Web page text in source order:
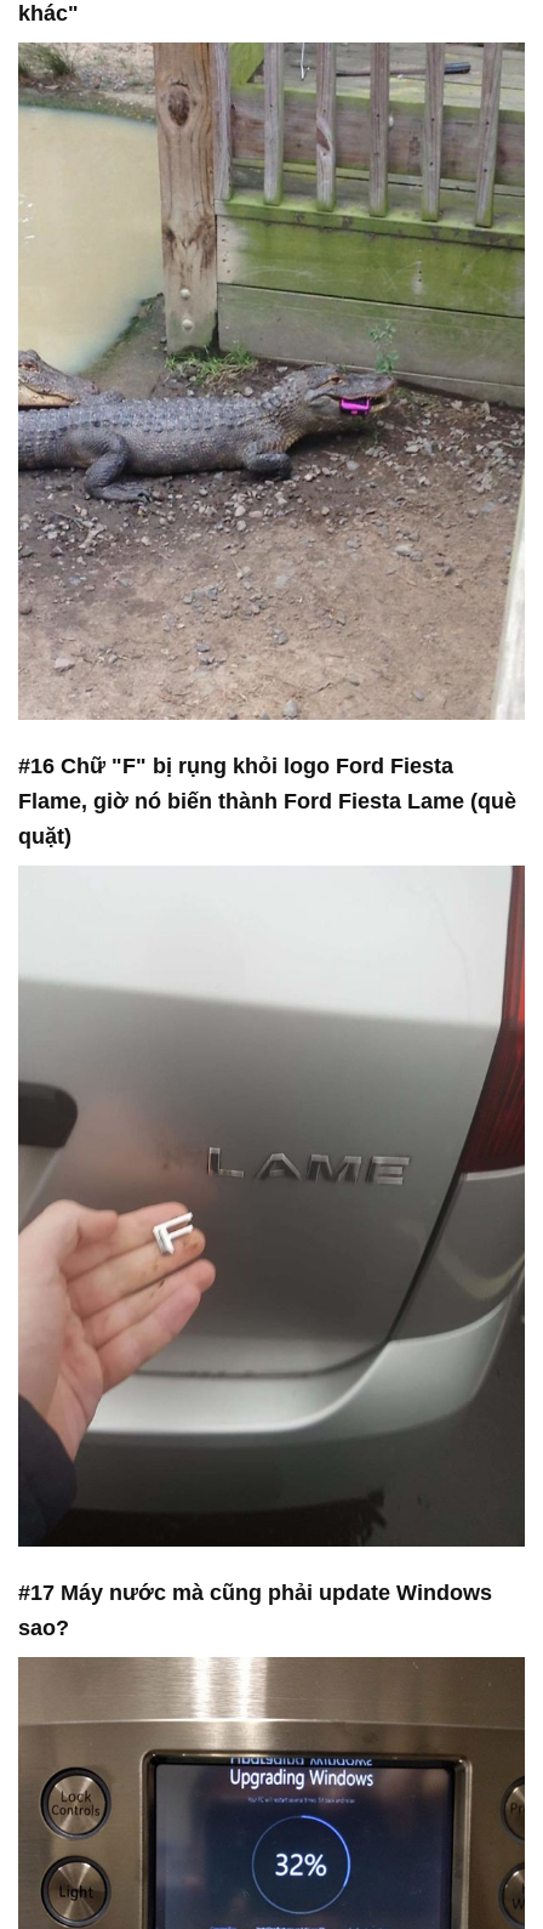
khác"
#16 Chữ "F" bị rụng khỏi logo Ford Fiesta
Flame, giờ nó biến thành Ford Fiesta Lame (què
quặt)
#17 Máy nước mà cũng phải update Windows
sao?